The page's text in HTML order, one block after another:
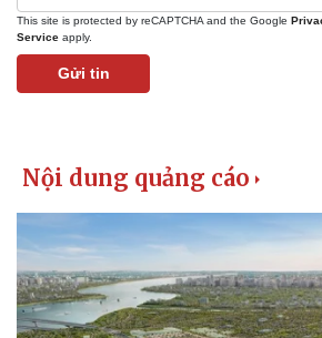
Tỷ giá
This site is protected by reCAPTCHA and the Google
Service apply.
Gửi tin